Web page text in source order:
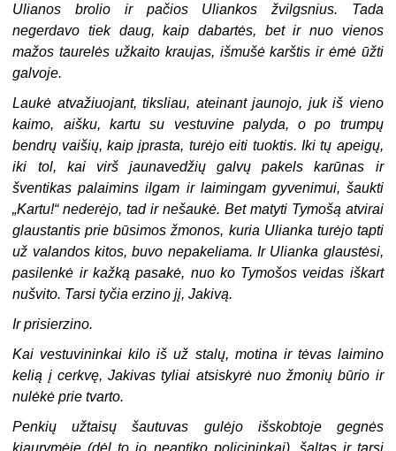
Ulianos brolio ir pačios Uliankos žvilgsnius. Tada
negerdavo tiek daug, kaip dabartės, bet ir nuo vienos
mažos taurelės užkaito kraujas, išmušė karštis ir ėmė ūžti
galvoje.
Laukė atvažiuojant, tiksliau, ateinant jaunojo, juk iš vieno
kaimo, aišku, kartu su vestuvine palyda, o po trumpų
bendrų vaišių, kaip įprasta, turėjo eiti tuoktis. Iki tų apeigų,
iki tol, kai virš jaunavedžių galvų pakels karūnas ir
šventikas palaimins ilgam ir laimingam gyvenimui, šaukti
„Kartu!“ nederėjo, tad ir nešaukė. Bet matyti Tymošą atvirai
glaustantis prie būsimos žmonos, kuria Ulianka turėjo tapti
už valandos kitos, buvo nepakeliama. Ir Ulianka glaustėsi,
pasilenkė ir kažką pasakė, nuo ko Tymošos veidas iškart
nušvito. Tarsi tyčia erzino jį, Jakivą.
Ir prisierzino.
Kai vestuvininkai kilo iš už stalų, motina ir tėvas laimino
kelią į cerkvę, Jakivas tyliai atsiskyrė nuo žmonių būrio ir
nulėkė prie tvarto.
Penkių užtaisų šautuvas gulėjo išskobtoje gegnės
kiaurymėje (dėl to jo neaptiko policininkai), šaltas ir tarsi